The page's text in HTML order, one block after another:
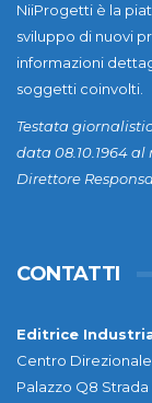
NiiProgetti è la
sviluppo di nuovi
informazioni
soggetti coinvolti.
Testata
data 08.10.1964 al
Direttore
CONTATTI
Editrice
Centro
Palazzo Q8